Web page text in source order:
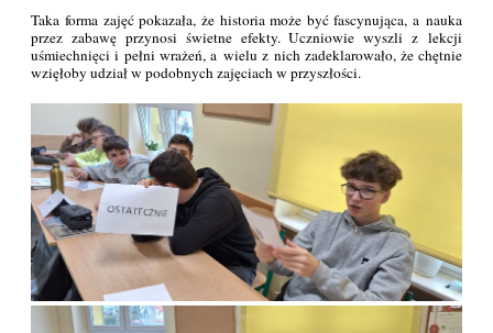
Taka forma zajęć pokazała, że historia może być fascynująca, a nauka
przez zabawę przynosi świetne efekty. Uczniowie wyszli z lekcji
uśmiechnięci i pełni wrażeń, a wielu z nich zadeklarowało, że chętnie
wzięłoby udział w podobnych zajęciach w przyszłości.